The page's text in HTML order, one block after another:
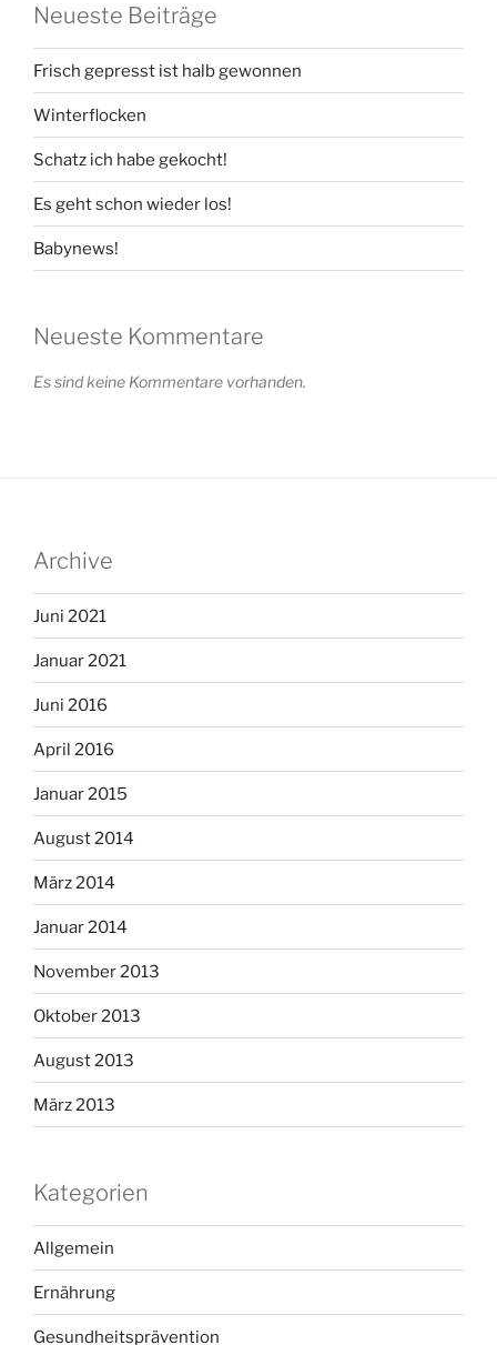
Neueste Beiträge
Frisch gepresst ist halb gewonnen
Winterflocken
Schatz ich habe gekocht!
Es geht schon wieder los!
Babynews!
Neueste Kommentare
Es sind keine Kommentare vorhanden.
Archive
Juni 2021
Januar 2021
Juni 2016
April 2016
Januar 2015
August 2014
März 2014
Januar 2014
November 2013
Oktober 2013
August 2013
März 2013
Kategorien
Allgemein
Ernährung
Gesundheitsprävention